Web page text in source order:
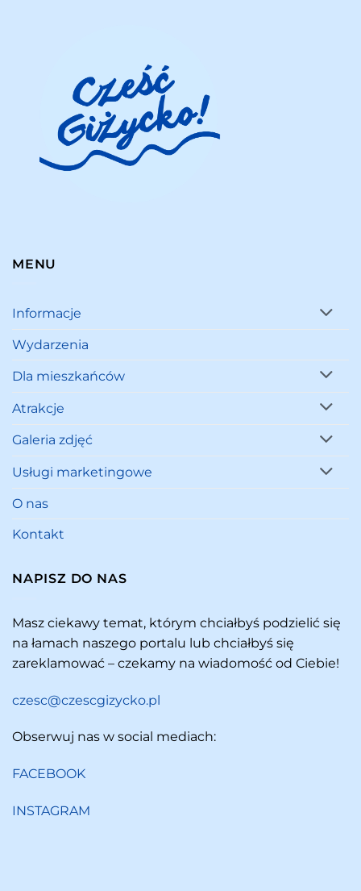
MENU
Informacje
Wydarzenia
Dla mieszkańców
Atrakcje
Galeria zdjęć
Usługi marketingowe
O nas
Kontakt
NAPISZ DO NAS
Masz ciekawy temat, którym chciałbyś podzielić się
na łamach naszego portalu lub chciałbyś się
zareklamować – czekamy na wiadomość od Ciebie!
czesc@czescgizycko.pl
Obserwuj nas w social mediach:
FACEBOOK
INSTAGRAM